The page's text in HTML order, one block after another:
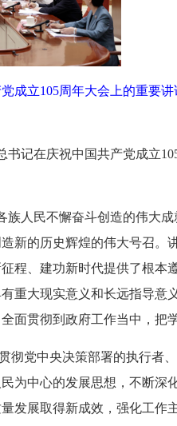
成立105周年大会上的重要
记在庆祝中国共产党成立
人民不懈奋斗创造的伟大
新的历史辉煌的伟大号召。
程、建功新时代提供了根本
重大现实意义和长远指导意
贯彻到政府工作当中，把
彻党中央决策部署的执行者
为中心的发展思想，不断深
发展取得新成效，强化工作